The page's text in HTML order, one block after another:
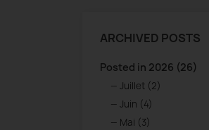
ARCHIVED POSTS
Posted in 2026 (26)
Juillet (2)
Juin (4)
Mai (3)